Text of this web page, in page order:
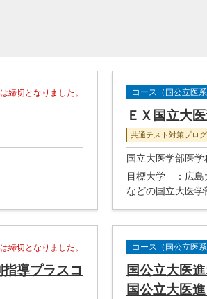
締切となりました。 コース（国公立医系
ＥＸ国立大
共通テスト対策プロ
国立大医学部医
目標大学
：広
などの国立大医学
締切となりました。
導プラスコ
コース（国公立医系
国公立大医
国公立大医